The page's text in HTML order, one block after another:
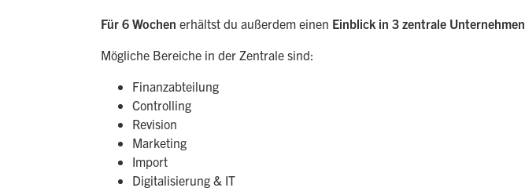
Für 6 Wochen erhältst du außerdem einen Einblick in 3 zentrale
Mögliche Bereiche in der Zentrale sind:
Finanzabteilung
Controlling
Revision
Marketing
Import
Digitalisierung & IT